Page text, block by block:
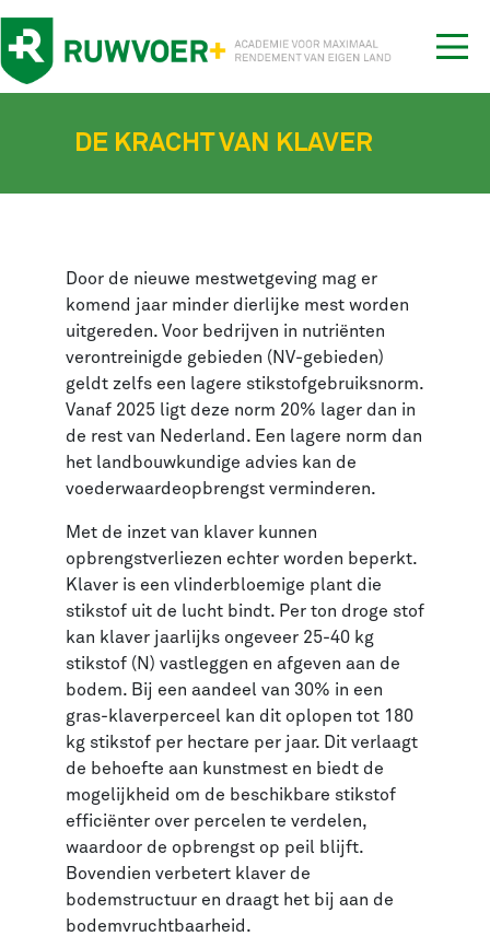
DE KRACHT VAN KLAVER
Door de nieuwe mestwetgeving mag er
komend jaar minder dierlijke mest worden
uitgereden. Voor bedrijven in nutriënten
verontreinigde gebieden (NV-gebieden)
geldt zelfs een lagere stikstofgebruiksnorm.
Vanaf 2025 ligt deze norm 20% lager dan in
de rest van Nederland. Een lagere norm dan
het landbouwkundige advies kan de
voederwaardeopbrengst verminderen.
Met de inzet van klaver kunnen
opbrengstverliezen echter worden beperkt.
Klaver is een vlinderbloemige plant die
stikstof uit de lucht bindt. Per ton droge stof
kan klaver jaarlijks ongeveer 25-40 kg
stikstof (N) vastleggen en afgeven aan de
bodem. Bij een aandeel van 30% in een
gras-klaverperceel kan dit oplopen tot 180
kg stikstof per hectare per jaar. Dit verlaagt
de behoefte aan kunstmest en biedt de
mogelijkheid om de beschikbare stikstof
efficiënter over percelen te verdelen,
waardoor de opbrengst op peil blijft.
Bovendien verbetert klaver de
bodemstructuur en draagt het bij aan de
bodemvruchtbaarheid.